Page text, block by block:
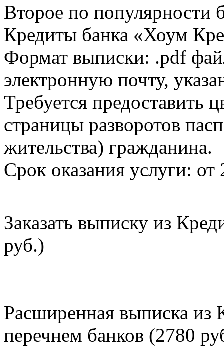
Второе по популярности
Кредиты банка «Хоум
Формат выписки: .pdf
электронную почту,
Требуется предоставить
страницы разворотов
жительства) гражданина.
Срок оказания услуги: от
Заказать выписку из
руб.)
Расширенная выписка из
перечнем банков (2780